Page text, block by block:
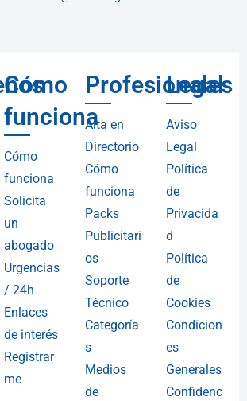
Cómo
funciona
Cómo
funciona
Solicita
un
abogado
Urgencias
/ 24h
Enlaces
de interés
Registrar
me
Profesionales
Alta en
Directorio
Cómo
funciona
Packs
Publicitari
os
Soporte
Técnico
Categoría
s
Medios
de
Legal
Aviso
Legal
Política
de
Privacida
d
Política
de
Cookies
Condicion
es
Generales
Confidenc